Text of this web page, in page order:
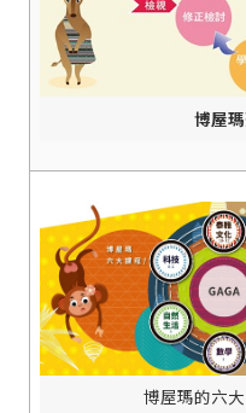
博屋
博屋瑪的六